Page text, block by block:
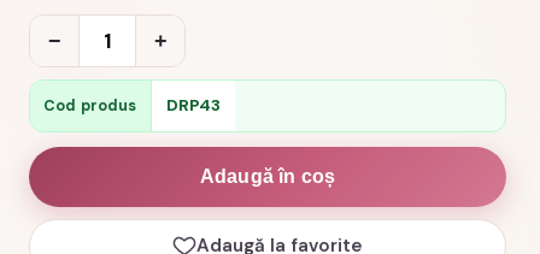
−
Cantitate
Cana
cu
fir
întins
cod
produs
+
Cod produs DRP43
Adaugă în coș
Adaugă la favorite